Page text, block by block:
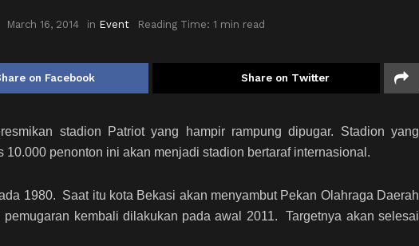
March 16, 2014 in Event Reading Time: 1 min read
on Facebook Share on Twitter
stadion Patriot yang hampir rampung dipugar. Stadion yang
10.000 penonton ini akan menjadi stadion bertaraf internasional.
1980. Saat itu kota Bekasi akan menyambut Pekan Olahraga Daerah
pemugaran kembali dilakukan pada awal 2011. Targetnya akan selesai